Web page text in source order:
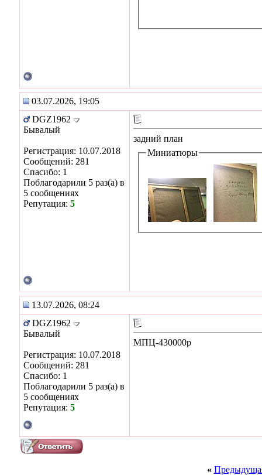
03.07.2026, 19:05
DGZ1962
Бывалый
Регистрация: 10.07.2018
Сообщений: 281
Спасибо: 1
Поблагодарили 5 раз(а) в
5 сообщениях
Репутация: 5
задний план
Миниатюры
13.07.2026, 08:24
DGZ1962
Бывалый
Регистрация: 10.07.2018
Сообщений: 281
Спасибо: 1
Поблагодарили 5 раз(а) в
5 сообщениях
Репутация: 5
МПЦ-430000р
«